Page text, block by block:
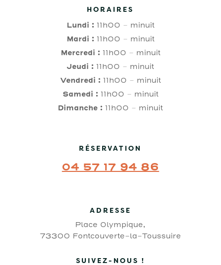
HORAIRES
Lundi : 11h00 – minuit
Mardi : 11h00 – minuit
Mercredi : 11h00 – minuit
Jeudi : 11h00 – minuit
Vendredi : 11h00 – minuit
Samedi : 11h00 – minuit
Dimanche : 11h00 – minuit
RÉSERVATION
04 57 17 94 86
ADRESSE
Place Olympique,
73300 Fontcouverte-la-Toussuire
SUIVEZ-NOUS !